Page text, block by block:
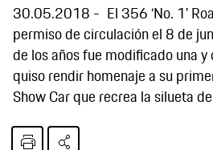
30.05.2018
El 356 ‘No. 1’
permiso de circulación el 8 de
de los años fue modificado una y
quiso rendir homenaje a su
Show Car que recrea la silueta